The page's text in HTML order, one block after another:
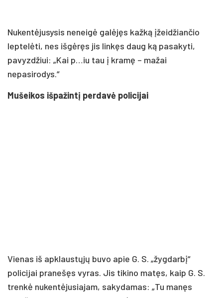
Nukentėjusysis neneigė galėjęs kažką įžeidžiančio
leptelėti, nes išgėręs jis linkęs daug ką pasakyti,
pavyzdžiui: „Kai p…iu tau į kramę – mažai
nepasirodys.“
Mušeikos išpažintį perdavė policijai
Vienas iš apklaustųjų buvo apie G. S. „žygdarbį“
policijai pranešęs vyras. Jis tikino matęs, kaip G. S.
trenkė nukentėjusiajam, sakydamas: „Tu manęs